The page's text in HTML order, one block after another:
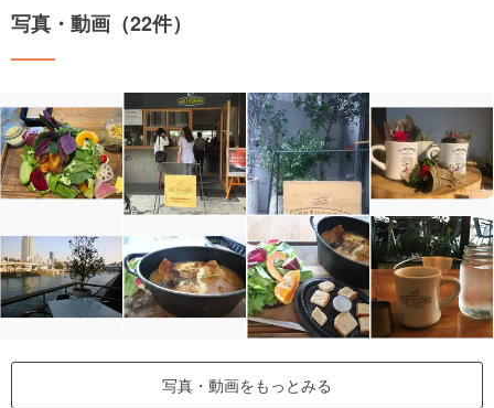
写真・動画（22件）
写真・動画をもっとみる